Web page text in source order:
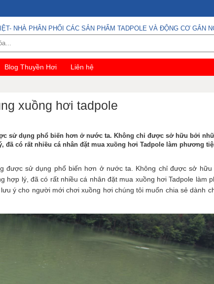
NHÀ PHÂN PHỐI CÁC SẢN PHẨM TADPOLE VÀ ĐỘNG CƠ GẮN
Blog Thuyền Hơi Liên hệ
xuồng hơi tadpole
sử dụng phổ biến hơn ở nước ta. Không chỉ được sở hữu bởi
có rất nhiều cá nhân đặt mua xuồng hơi Tadpole làm phương
được sử dụng phổ biến hơn ở nước ta. Không chỉ được sở hữu
hợp lý, đã có rất nhiều cá nhân đặt mua xuồng hơi Tadpole làm
ý cho người mới chơi xuồng hơi chúng tôi muốn chia sẻ dành